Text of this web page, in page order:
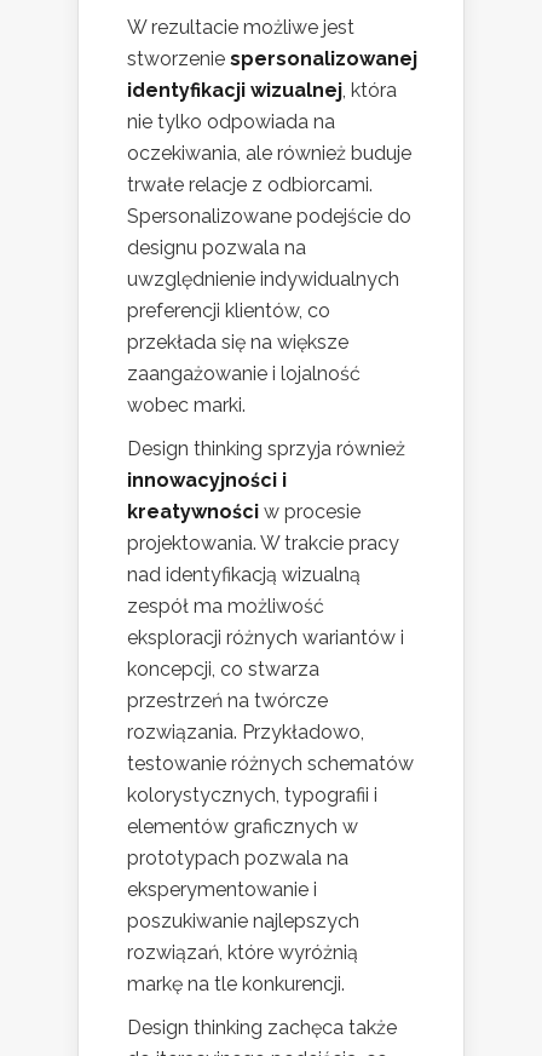
W rezultacie możliwe jest
stworzenie spersonalizowanej
identyfikacji wizualnej , która
nie tylko odpowiada na
oczekiwania, ale również buduje
trwałe relacje z odbiorcami.
Spersonalizowane podejście do
designu pozwala na
uwzględnienie indywidualnych
preferencji klientów, co
przekłada się na większe
zaangażowanie i lojalność
wobec marki.
Design thinking sprzyja również
innowacyjności i
kreatywności w procesie
projektowania. W trakcie pracy
nad identyfikacją wizualną
zespół ma możliwość
eksploracji różnych wariantów i
koncepcji, co stwarza
przestrzeń na twórcze
rozwiązania. Przykładowo,
testowanie różnych schematów
kolorystycznych, typografii i
elementów graficznych w
prototypach pozwala na
eksperymentowanie i
poszukiwanie najlepszych
rozwiązań, które wyróżnią
markę na tle konkurencji.
Design thinking zachęca także